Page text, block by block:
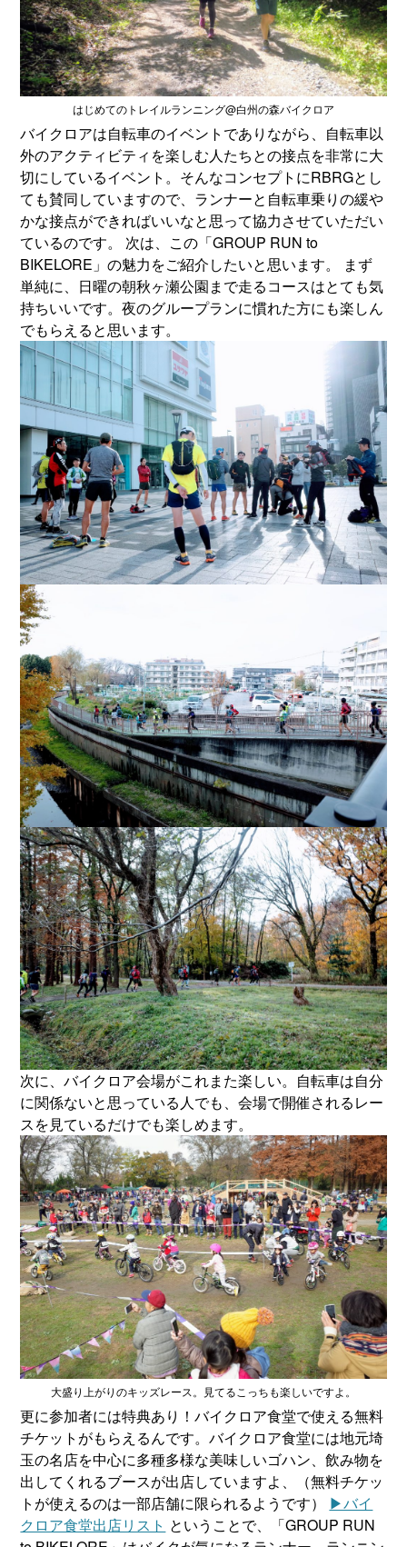
はじめてのトレイルランニング@白州の森バイクロア
バイクロアは自転車のイベントでありながら、自転車以
外のアクティビティを楽しむ人たちとの接点を非常に大
切にしているイベント。そんなコンセプトにRBRGとし
ても賛同していますので、ランナーと自転車乗りの緩や
かな接点ができればいいなと思って協力させていただい
ているのです。 次は、この「GROUP RUN to
BIKELORE」の魅力をご紹介したいと思います。 まず
単純に、日曜の朝秋ヶ瀬公園まで走るコースはとても気
持ちいいです。夜のグループランに慣れた方にも楽しん
でもらえると思います。
次に、バイクロア会場がこれまた楽しい。自転車は自分
に関係ないと思っている人でも、会場で開催されるレー
スを見ているだけでも楽しめます。
大盛り上がりのキッズレース。見てるこっちも楽しいですよ。
更に参加者には特典あり！バイクロア食堂で使える無料
チケットがもらえるんです。バイクロア食堂には地元埼
玉の名店を中心に多種多様な美味しいゴハン、飲み物を
出してくれるブースが出店していますよ、（無料チケッ
トが使えるのは一部店舗に限られるようです） ▶︎バイ
クロア食堂出店リスト ということで、「GROUP RUN